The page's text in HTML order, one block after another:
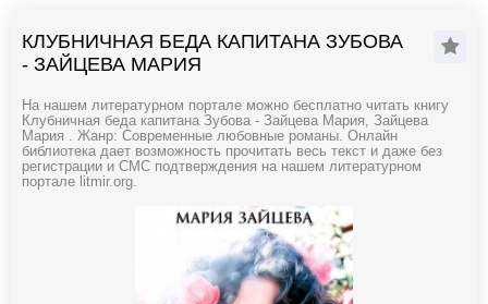
КЛУБНИЧНАЯ БЕДА КАПИТАНА ЗУБОВА
- ЗАЙЦЕВА МАРИЯ
На нашем литературном портале можно бесплатно читать книгу
Клубничная беда капитана Зубова - Зайцева Мария, Зайцева
Мария . Жанр: Современные любовные романы. Онлайн
библиотека дает возможность прочитать весь текст и даже без
регистрации и СМС подтверждения на нашем литературном
портале litmir.org.